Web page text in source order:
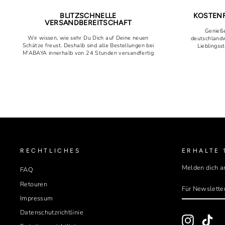
BLITZSCHNELLE
VERSANDBEREITSCHAFT
Wir wissen, wie sehr Du Dich auf Deine neuen
Schätze freust. Deshalb sind alle Bestellungen bei
M'ABAYA innerhalb von 24 Stunden versandfertig
RECHTLICHES
FAQ
Retouren
Impressum
Datenschutzrichtlinie
ERHALTE
Melden dich
ANMELDEN
Instagram